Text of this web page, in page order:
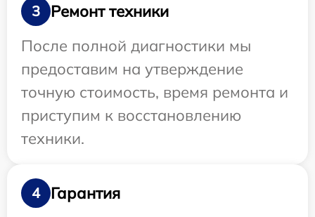
3
Ремонт техники
После полной диагностики мы
предоставим на утверждение
точную стоимость, время ремонта и
приступим к восстановлению
техники.
4
Гарантия